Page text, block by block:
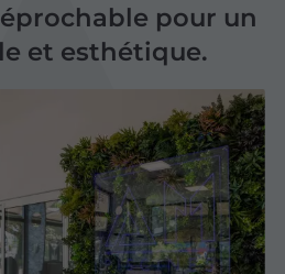
pour un
et esthétique.